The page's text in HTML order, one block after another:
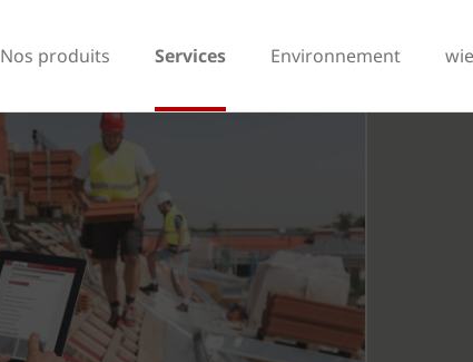
Nos produits Services Environnement